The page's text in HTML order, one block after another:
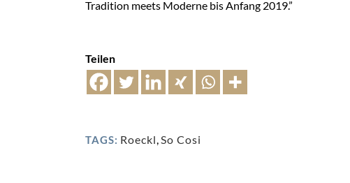
Tradition meets Moderne bis Anfang 2019.”
Teilen
TAGS: Roeckl,So Cosi